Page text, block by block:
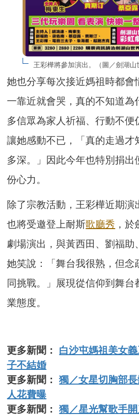
王彩樺將參加演出。（圖／劍湖山
她也分享每次接近媽祖時都會
一靠近就會哭，真的不知道為
多信眾為家人祈福、行動不便
讓她感動不已，「真的走過才
多深。」因此今年也特別捐出
份心力。
除了宗教活動，王彩樺近期演
也將受邀登上耐斯歌廳秀 ，
劇場演出，與黃西田、劉福助
她笑說：「舞台我很熟，但念
同挑戰。」展現從信仰到舞台
業態度。
更多新聞： 白沙屯媽祖美女
子不結婚
更多新聞：獨／女星切胸部
人花費曝
更多新聞：獨／星光幫歌手